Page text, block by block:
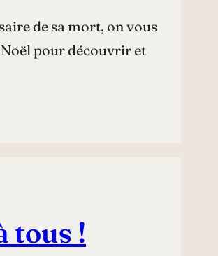
de sa mort, on vous
Noël pour découvrir et
tous !